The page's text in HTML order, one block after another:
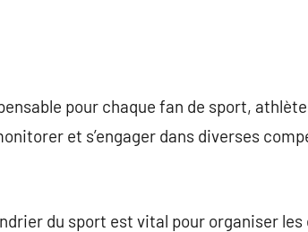
pour chaque fan de sport,
et s’engager dans diverses
du sport est vital pour organiser